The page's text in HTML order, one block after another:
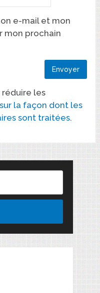
e-mail et mon
mon prochain
réduire les
la façon dont les
sont traitées.